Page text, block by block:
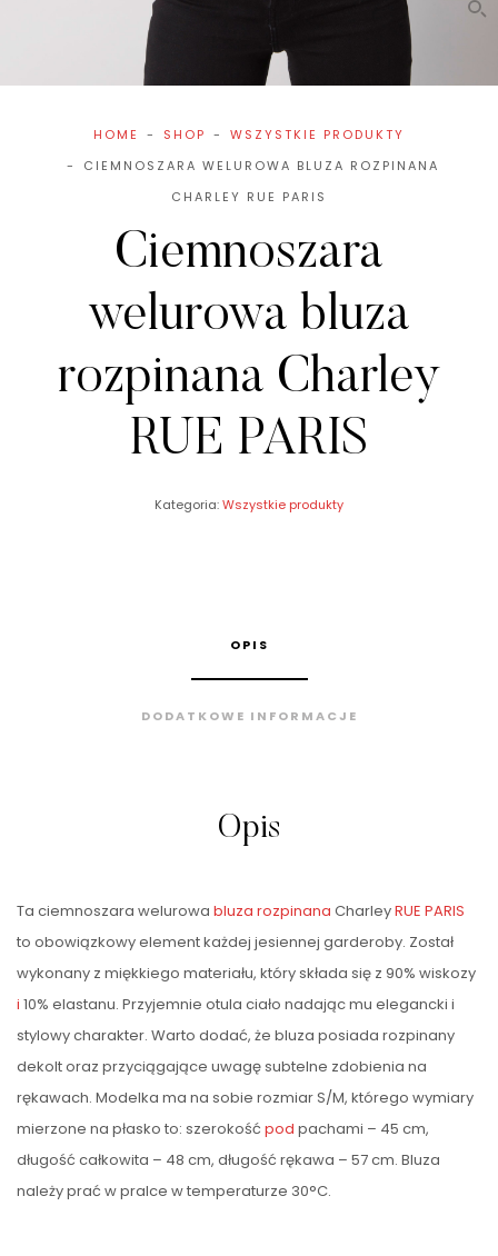
HOME SHOP
WSZYSTKIE PRODUKTY
CIEMNOSZARA WELUROWA BLUZA ROZPINANA
CHARLEY RUE PARIS
Ciemnoszara
welurowa bluza
rozpinana Charley
RUE PARIS
Kategoria:Wszystkie produkty
OPIS
DODATKOWE INFORMACJE
Opis
Ta ciemnoszara welurowa bluza rozpinana CharleyRUE PARIS
to obowiązkowy element każdej jesiennej garderoby. Został
wykonany z miękkiego materiału, który składa się z 90% wiskozy
i 10% elastanu. Przyjemnie otula ciało nadając mu elegancki i
stylowy charakter. Warto dodać, że bluza posiada rozpinany
dekolt oraz przyciągające uwagę subtelne zdobienia na
rękawach. Modelka ma na sobie rozmiar S/M, którego wymiary
mierzone na płasko to: szerokość pod pachami – 45 cm,
długość całkowita – 48 cm, długość rękawa – 57 cm. Bluza
należy prać w pralce w temperaturze 30°C.